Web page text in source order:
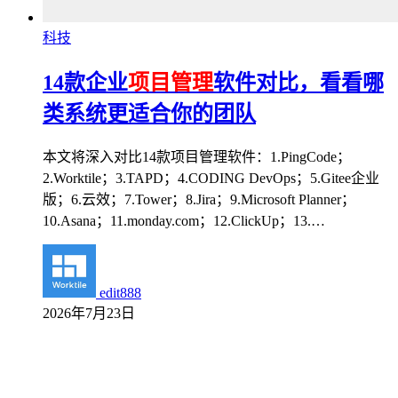
科技
14款企业项目管理软件对比，看看哪
类系统更适合你的团队
本文将深入对比14款项目管理软件：1.PingCode；
2.Worktile；3.TAPD；4.CODING DevOps；5.Gitee企业
版；6.云效；7.Tower；8.Jira；9.Microsoft Planner；
10.Asana；11.monday.com；12.ClickUp；13.…
edit888
2026年7月23日